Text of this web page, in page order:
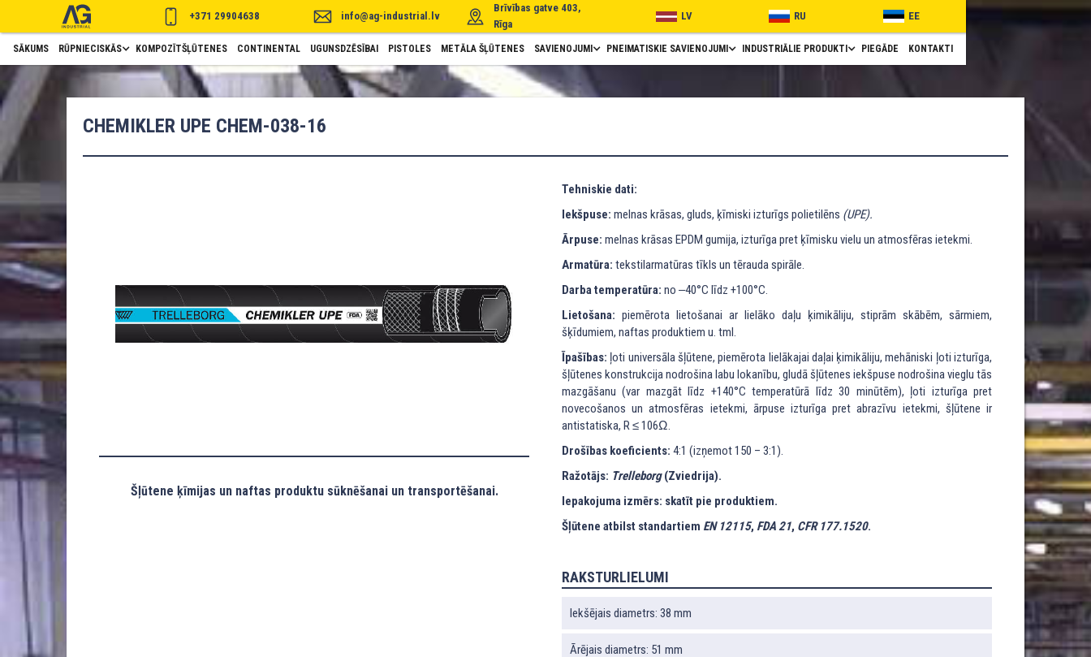
+371 29904638 info@ag-industrial.lv
Brīvības gatve 403,
Rīga
LV RU EE
SĀKUMS RŪPNIECISKĀS KOMPOZĪTŠĻŪTENES CONTINENTAL UGUNSDZĒSĪBAI PISTOLES METĀLA ŠĻŪTENES SAVIENOJUMI PNEIMATISKIE SAVIENOJUMI INDUSTRIĀLIE PRODUKTI PIEGĀDE KONTAKTI
CHEMIKLER UPE CHEM-038-16
Šļūtene ķīmijas un naftas produktu sūknēšanai un transportēšanai.
Tehniskie dati:
Iekšpuse: melnas krāsas, gluds, ķīmiski izturīgs polietilēns (UPE).
Ārpuse: melnas krāsas EPDM gumija, izturīga pret ķīmisku vielu un atmosfēras ietekmi.
Armatūra: tekstilarmatūras tīkls un tērauda spirāle.
Darba temperatūra: no ‒40°C līdz +100°C.
Lietošana: piemērota lietošanai ar lielāko daļu ķimikāliju, stiprām skābēm, sārmiem,
šķīdumiem, naftas produktiem u. tml.
Īpašības: ļoti universāla šļūtene, piemērota lielākajai daļai ķimikāliju, mehāniski ļoti izturīga,
šļūtenes konstrukcija nodrošina labu lokanību, gludā šļūtenes iekšpuse nodrošina vieglu tās
mazgāšanu (var mazgāt līdz +140°C temperatūrā līdz 30 minūtēm), ļoti izturīga pret
novecošanos un atmosfēras ietekmi, ārpuse izturīga pret abrazīvu ietekmi, šļūtene ir
antistatiska, R ≤ 106Ω.
Drošības koeficients: 4:1 (izņemot 150 – 3:1).
Ražotājs: Trelleborg(Zviedrija).
Iepakojuma izmērs: skatīt pie produktiem.
Šļūtene atbilst standartiem EN 12115, FDA 21, CFR 177.1520.
RAKSTURLIELUMI
Iekšējais diametrs: 38 mm
Ārējais diametrs: 51 mm